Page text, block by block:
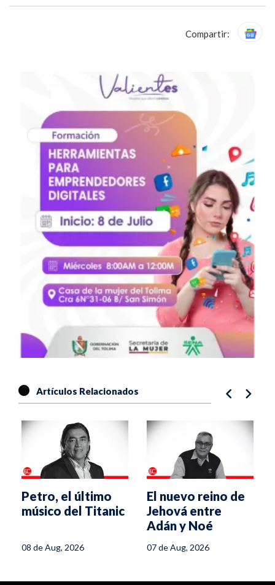
Compartir:
Artículos Relacionados
Petro, el último
músico del Titanic
08 de Aug, 2026
El nuevo reino de
Jehová entre
Adán y Noé
07 de Aug, 2026